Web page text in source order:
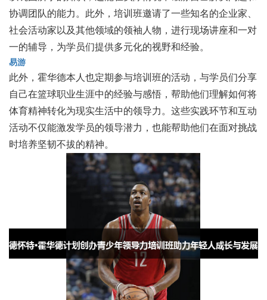
协调团队的能力。此外，培训班邀请了一些知名的企业家、
社会活动家以及其他领域的领袖人物，进行现场讲座和一对
一的辅导，为学员们提供多元化的视野和经验。
易游
此外，霍华德本人也定期参与培训班的活动，与学员们分享
自己在篮球职业生涯中的经验与感悟，帮助他们理解如何将
体育精神转化为现实生活中的领导力。这些实践环节和互动
活动不仅能激发学员的领导潜力，也能帮助他们在面对挑战
时培养坚韧不拔的精神。